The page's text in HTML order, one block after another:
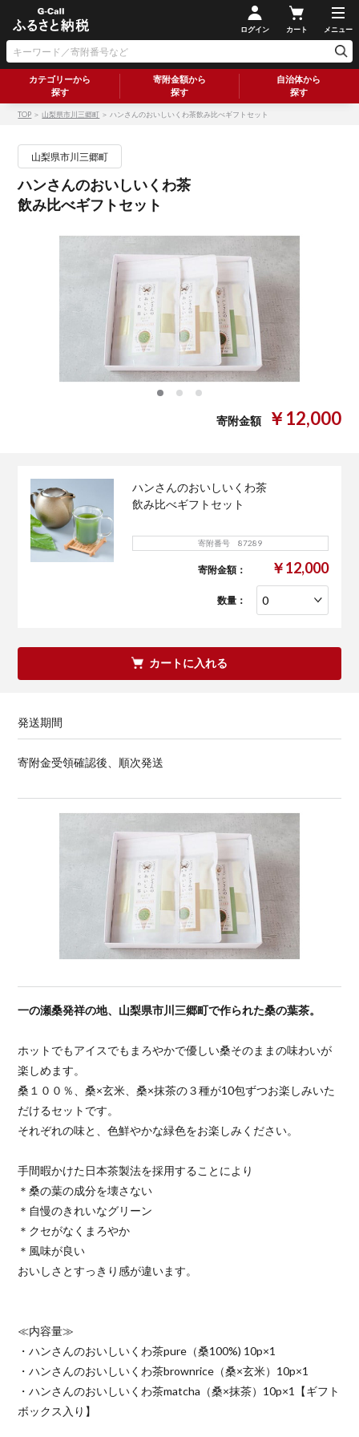
ログイン カート メニュー
カテゴリーから
探す
寄附金額から
探す
自治体から
探す
TOP ＞山梨県市川三郷町 ＞ ハンさんのおいしいくわ茶飲み比べギフトセット
山梨県市川三郷町
ハンさんのおいしいくわ茶
飲み比べギフトセット
寄附金額 ￥12,000
ハンさんのおいしいくわ茶
飲み比べギフトセット
寄附番号 87289
寄附金額： ￥12,000
数量：
カートに入れる
発送期間
寄附金受領確認後、順次発送
一の瀬桑発祥の地、山梨県市川三郷町で作られた桑の葉茶。
ホットでもアイスでもまろやかで優しい桑そのままの味わいが
楽しめます。
桑１００％、桑×玄米、桑×抹茶の３種が10包ずつお楽しみいた
だけるセットです。
それぞれの味と、色鮮やかな緑色をお楽しみください。
手間暇かけた日本茶製法を採用することにより
＊桑の葉の成分を壊さない
＊自慢のきれいなグリーン
＊クセがなくまろやか
＊風味が良い
おいしさとすっきり感が違います。
≪内容量≫
・ハンさんのおいしいくわ茶pure（桑100%) 10p×1
・ハンさんのおいしいくわ茶brownrice（桑×玄米）10p×1
・ハンさんのおいしいくわ茶matcha（桑×抹茶）10p×1【ギフト
ボックス入り】